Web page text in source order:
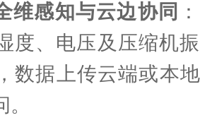
维感知与云边协同
度、电压及压缩机
数据上传云端或本